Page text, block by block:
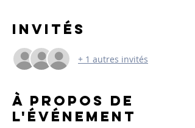
Invités
+ 1 autres invités
À propos de
l'événement